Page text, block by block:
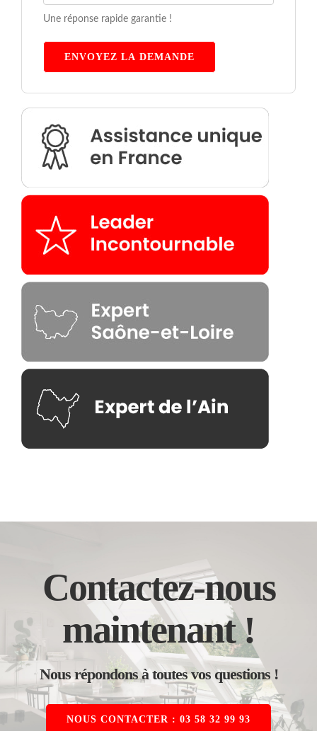
Une réponse rapide garantie !
ENVOYEZ LA DEMANDE
Contactez-nous
maintenant !
Nous répondons à toutes vos questions !
NOUS CONTACTER : 03 58 32 99 93